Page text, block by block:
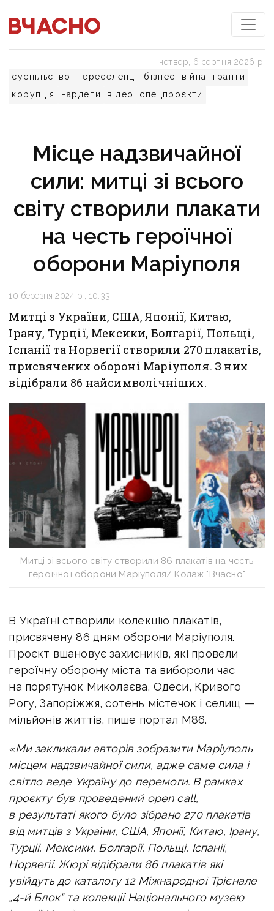
суспільство переселенці бізнес війна
гранти
корупція
нардепи відео спецпроєкти
четвер, 6 серпня 2026 р.
Місце надзвичайної
сили: митці зі всього
світу створили плакати
на честь героїчної
оборони Маріуполя
10 березня 2024 р., 10:33
Митці з України, США, Японії, Китаю,
Ірану, Турції, Мексики, Болгарії, Польщі,
Іспанії та Норвегії створили 270 плакатів,
присвячених обороні Маріуполя. З них
відібрали 86 найсимволічніших.
Митці зі всього світу створили 86 плакатів на честь
героїчної оборони Маріуполя/ Колаж "Вчасно"
В Україні створили колекцію плакатів,
присвячену 86 дням оборони Маріуполя.
Проєкт вшановує захисників, які провели
героїчну оборону міста та вибороли час
на порятунок Миколаєва, Одеси, Кривого
Рогу, Запоріжжя, сотень містечок і селищ —
мільйонів життів, пише портал М86.
«Ми закликали авторів зобразити Маріуполь
місцем надзвичайної сили, адже саме сила і
світло веде Україну до перемоги. В рамках
проєкту був проведений open call,
в результаті якого було зібрано 270 плакатів
від митців з України, США, Японії, Китаю, Ірану,
Турції, Мексики, Болгарії, Польщі, Іспанії,
Норвегії. Жюрі відібрали 86 плакатів які
увійдуть до каталогу 12 Міжнародної Трієнале
„4-й Блок“ та колекції Національного музею